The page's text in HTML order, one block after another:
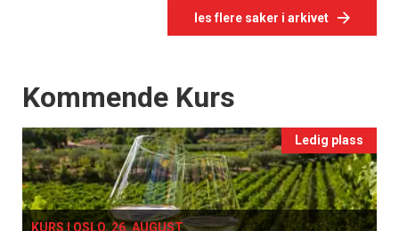
les flere saker i arkivet
Events
Kommende Kurs
Ledig plass
KURS I OSLO, 26. AUGUST